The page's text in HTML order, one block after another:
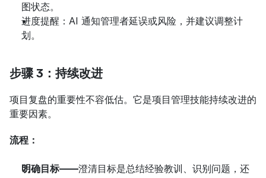
图状态。
进度提醒：AI 通知管理者延误或风险，并建议调整计
划。
步骤 3：持续改进
项目复盘的重要性不容低估。它是项目管理技能持续改进的
重要因素。
流程：
明确目标——澄清目标是总结经验教训、识别问题，还